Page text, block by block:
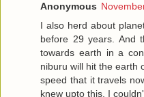
Anonymous
I also herd about
before 29 years. And
towards earth in a
niburu will hit the earth
speed that it travels
knew upto this. I